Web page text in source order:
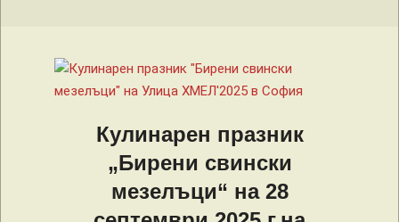
Кулинарен празник
„Бирени свински
мезелъци“ на 28